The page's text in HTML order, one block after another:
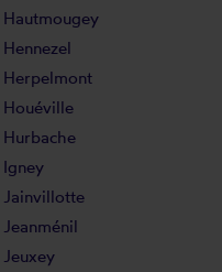
Hautmougey
Hennezel
Herpelmont
Houéville
Hurbache
Igney
Jainvillotte
Jeanménil
Jeuxey